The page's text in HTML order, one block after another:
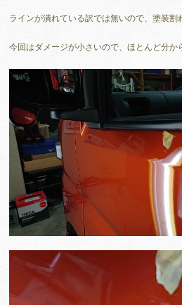
ラインが潰れている訳では無いので、塗装割
今回はダメージが小さいので、ほとんど分か